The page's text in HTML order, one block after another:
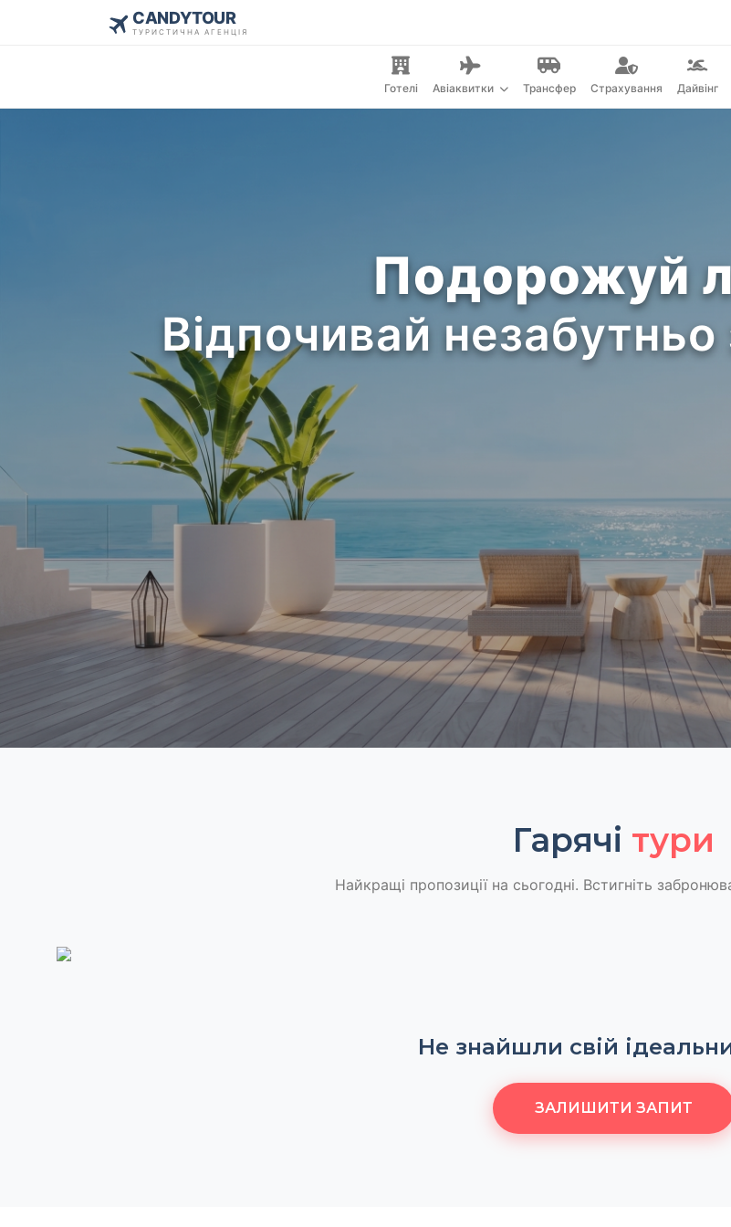
CANDYTOUR
ТУРИСТИЧНА АГЕНЦІЯ
Готелі Авіаквитки Трансфер Страхування Дайвінг
Подорожуй
Відпочивай незабутньо
Гарячі тури
Найкращі пропозиції на сьогодні. Встигніть
Не знайшли свій
ЗАЛИШИТИ ЗАПИТ